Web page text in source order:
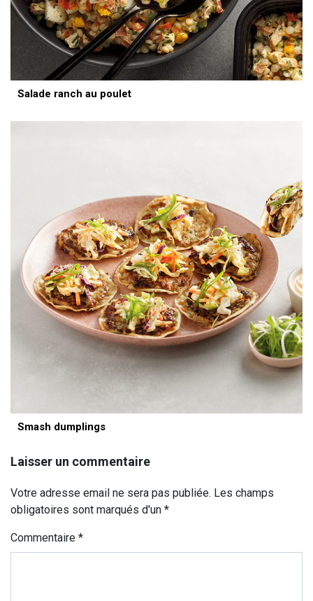
Salade ranch au poulet
Smash dumplings
Laisser un commentaire
Votre adresse email ne sera pas publiée. Les champs
obligatoires sont marqués d'un *
Commentaire *